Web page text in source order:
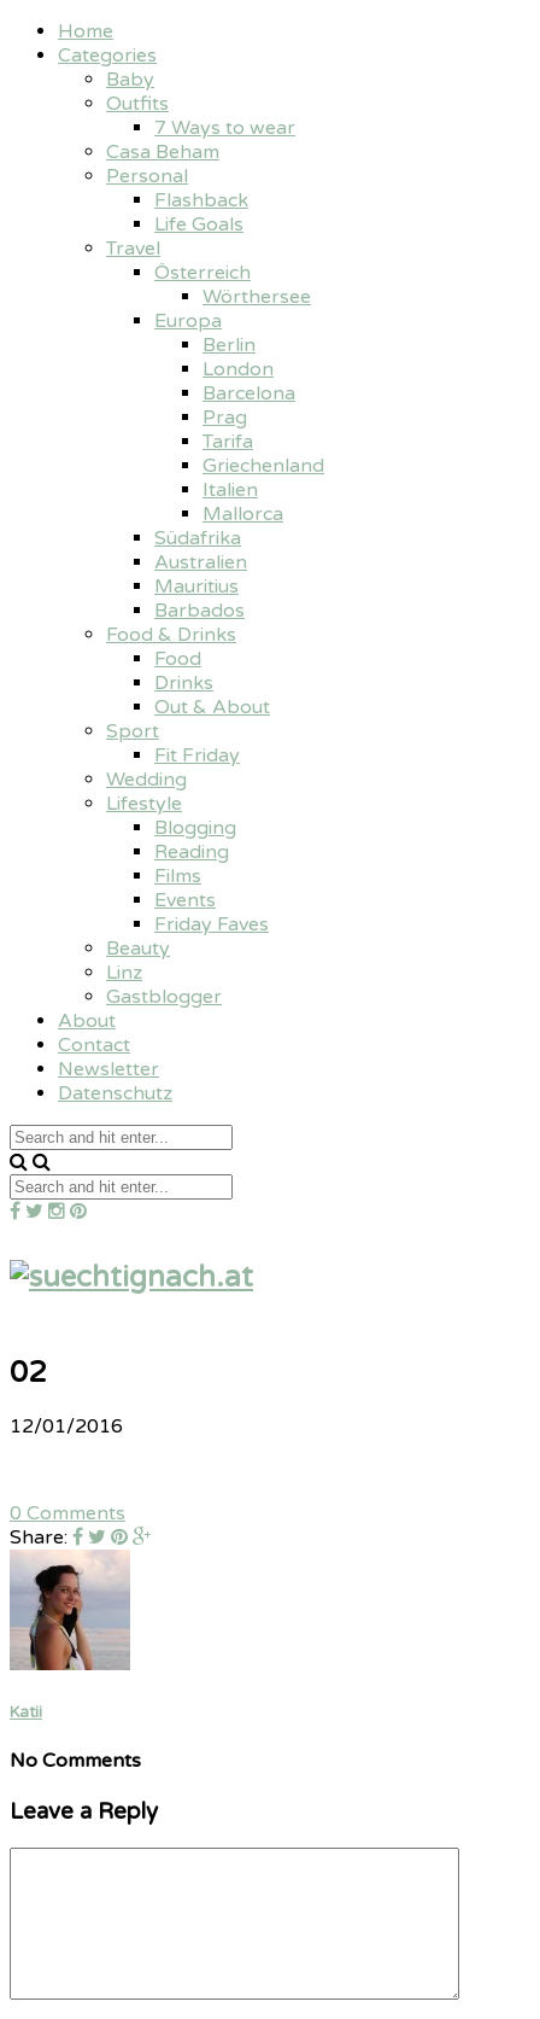
Home
Categories
Baby
Outfits
7 Ways to wear
Casa Beham
Personal
Flashback
Life Goals
Travel
Österreich
Wörthersee
Europa
Berlin
London
Barcelona
Prag
Tarifa
Griechenland
Italien
Mallorca
Südafrika
Australien
Mauritius
Barbados
Food & Drinks
Food
Drinks
Out & About
Sport
Fit Friday
Wedding
Lifestyle
Blogging
Reading
Films
Events
Friday Faves
Beauty
Linz
Gastblogger
About
Contact
Newsletter
Datenschutz
02
12/01/2016
0 Comments
Share:
Katii
No Comments
Leave a Reply